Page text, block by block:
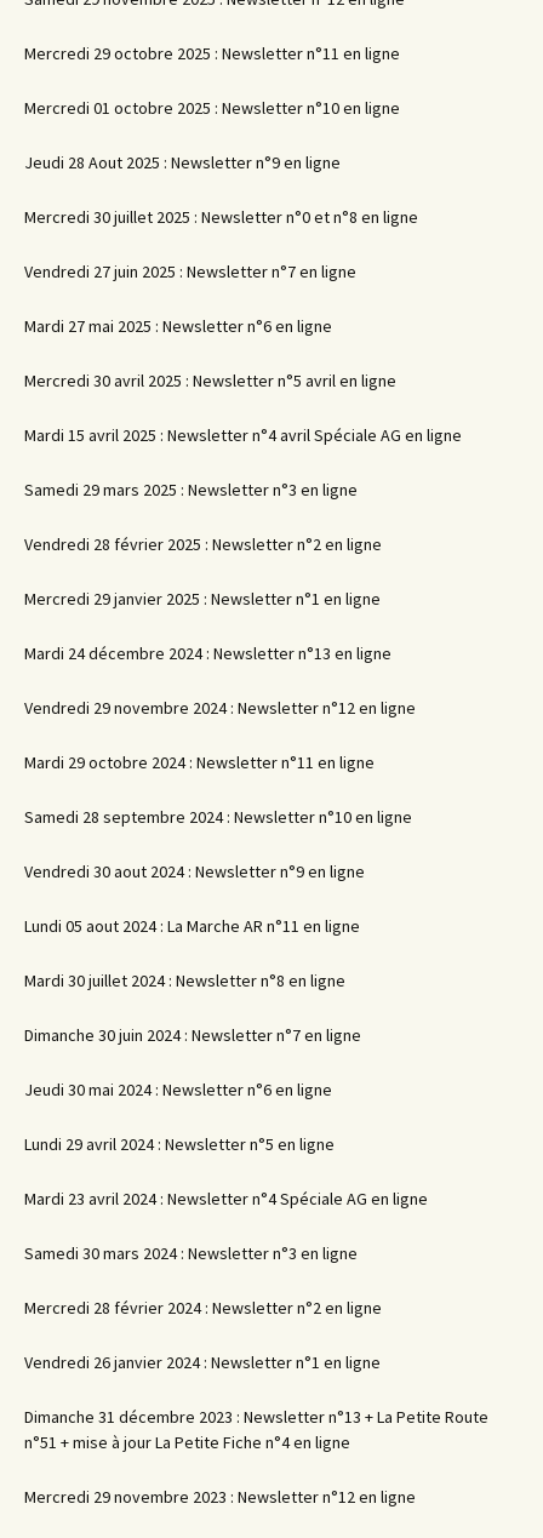
Mercredi 29 octobre 2025 : Newsletter n°11 en ligne
Mercredi 01 octobre 2025 : Newsletter n°10 en ligne
Jeudi 28 Aout 2025 : Newsletter n°9 en ligne
Mercredi 30 juillet 2025 : Newsletter n°0 et n°8 en ligne
Vendredi 27 juin 2025 : Newsletter n°7 en ligne
Mardi 27 mai 2025 : Newsletter n°6 en ligne
Mercredi 30 avril 2025 : Newsletter n°5 avril en ligne
Mardi 15 avril 2025 : Newsletter n°4 avril Spéciale AG en ligne
Samedi 29 mars 2025 : Newsletter n°3 en ligne
Vendredi 28 février 2025 : Newsletter n°2 en ligne
Mercredi 29 janvier 2025 : Newsletter n°1 en ligne
Mardi 24 décembre 2024 : Newsletter n°13 en ligne
Vendredi 29 novembre 2024 : Newsletter n°12 en ligne
Mardi 29 octobre 2024 : Newsletter n°11 en ligne
Samedi 28 septembre 2024 : Newsletter n°10 en ligne
Vendredi 30 aout 2024 : Newsletter n°9 en ligne
Lundi 05 aout 2024 : La Marche AR n°11 en ligne
Mardi 30 juillet 2024 : Newsletter n°8 en ligne
Dimanche 30 juin 2024 : Newsletter n°7 en ligne
Jeudi 30 mai 2024 : Newsletter n°6 en ligne
Lundi 29 avril 2024 : Newsletter n°5 en ligne
Mardi 23 avril 2024 : Newsletter n°4 Spéciale AG en ligne
Samedi 30 mars 2024 : Newsletter n°3 en ligne
Mercredi 28 février 2024 : Newsletter n°2 en ligne
Vendredi 26 janvier 2024 : Newsletter n°1 en ligne
Dimanche 31 décembre 2023 : Newsletter n°13 + La Petite Route
n°51 + mise à jour La Petite Fiche n°4 en ligne
Mercredi 29 novembre 2023 : Newsletter n°12 en ligne